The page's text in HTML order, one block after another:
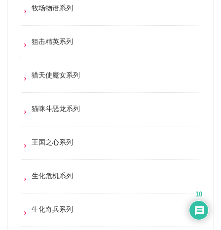
牧场物语系列
狙击精英系列
猎天使魔女系列
猫咪斗恶龙系列
王国之心系列
生化危机系列
生化奇兵系列
10